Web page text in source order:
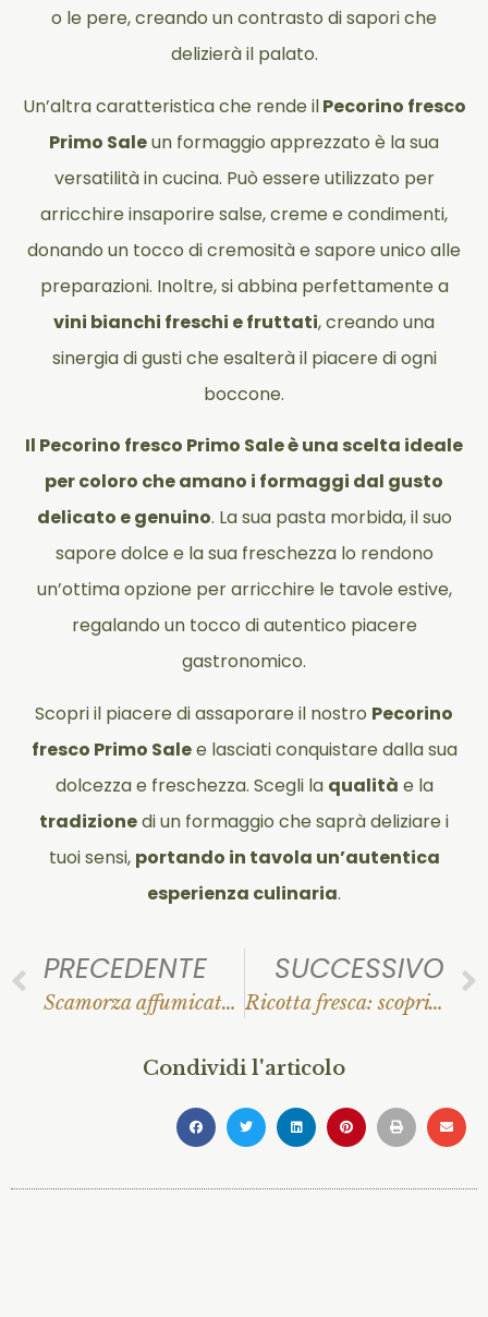
o le pere, creando un contrasto di sapori che
delizierà il palato.
Un’altra caratteristica che rende ilPecorino fresco
Primo Saleun formaggio apprezzato è la sua
versatilità in cucina. Può essere utilizzato per
arricchire insaporire salse, creme e condimenti,
donando un tocco di cremosità e sapore unico alle
preparazioni. Inoltre, si abbina perfettamente a
vini bianchi freschi e fruttati, creando una
sinergia di gusti che esalterà il piacere di ogni
boccone.
Il Pecorino fresco Primo Sale è una scelta ideale
per coloro che amano i formaggi dal gusto
delicato e genuino. La sua pasta morbida, il suo
sapore dolce e la sua freschezza lo rendono
un’ottima opzione per arricchire le tavole estive,
regalando un tocco di autentico piacere
gastronomico.
Scopri il piacere di assaporare il nostro Pecorino
fresco Primo Salee lasciati conquistare dalla sua
dolcezza e freschezza. Scegli la qualità e la
tradizionedi un formaggio che saprà deliziare i
tuoi sensi, portando in tavola un’autentica
esperienza culinaria.
PRECEDENTE
Scamorza affumicata: origini, curiosità e tradizioni
SUCCESSIVO
Ricotta fresca: scopri il gusto autentico con Milk Coop
Condividi l'articolo